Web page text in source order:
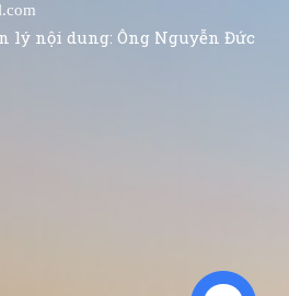
lý nội dung: Ông Nguyễn Đức